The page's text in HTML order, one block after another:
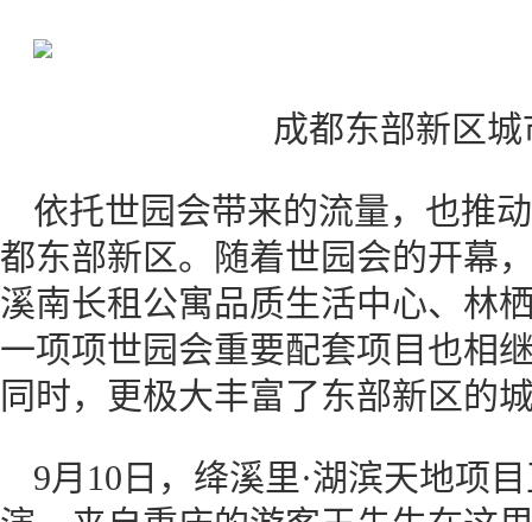
成都东部新区
依托世园会带来的流量，也推
都东部新区。随着世园会的开幕
溪南长租公寓品质生活中心、林
一项项世园会重要配套项目也相
同时，更极大丰富了东部新区的
9月10日，绛溪里·湖滨天地项